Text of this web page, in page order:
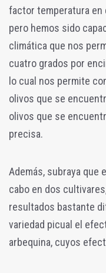
factor temperatura
pero hemos sido
climática que nos
cuatro grados por
lo cual nos permite
olivos que se
olivos que se
precisa.
Además, subraya que
cabo en dos
resultados bastante
variedad picual el
arbequina, cuyos